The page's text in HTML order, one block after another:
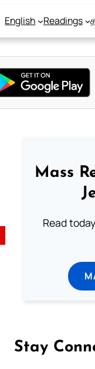
English Readings
Mass
Read
Stay